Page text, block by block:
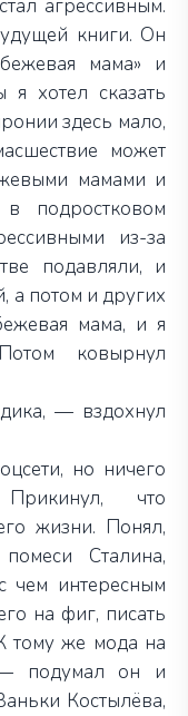
агрессивным.
книги. Он
мама» и
я хотел сказать
здесь мало,
может
мамами и
подростковом
из-за
подавляли, и
а потом и других
мама, и я
ковырнул
— вздохнул
но ничего
что
жизни. Понял,
Сталина,
чем интересным
на фиг, писать
тому же мода на
— подумал он и
Костылёва,